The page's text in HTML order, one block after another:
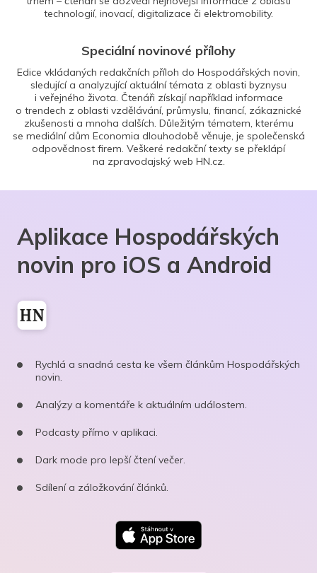
technologií, inovací, digitalizace či elektromobility.
Speciální novinové přílohy
Edice vkládaných redakčních příloh do Hospodářských novin,
sledující a analyzující aktuální témata z oblasti byznysu
i veřejného života. Čtenáři získají například informace
o trendech z oblasti vzdělávání, průmyslu, financí, zákaznické
zkušenosti a mnoha dalších. Důležitým tématem, kterému
se mediální dům Economia dlouhodobě věnuje, je společenská
odpovědnost firem. Veškeré redakční texty se překlápí
na zpravodajský web HN.cz.
Aplikace Hospodářských
novin pro iOS a Android
Rychlá a snadná cesta ke všem článkům Hospodářských
novin.
Analýzy a komentáře k aktuálním událostem.
Podcasty přímo v aplikaci.
Dark mode pro lepší čtení večer.
Sdílení a záložkování článků.